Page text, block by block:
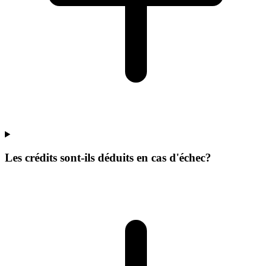
Les crédits sont-ils déduits en cas d'échec?